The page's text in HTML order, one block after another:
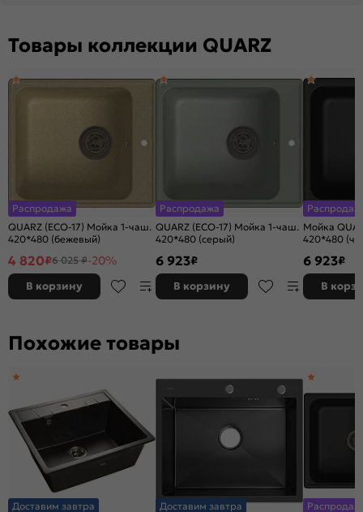
Товары коллекции QUARZ
Распродажа
QUARZ (ECO-17) Мойка 1-чаш.
420*480 (бежевый)
4 820₽6 025 ₽-20%
В корзину
Распродажа
QUARZ (ECO-17) Мойка 1-чаш.
420*480 (серый)
6 923₽
В корзину
Мойка
420*480
6 923₽
В
Похожие товары
Доставим завтра
Доставим завтра